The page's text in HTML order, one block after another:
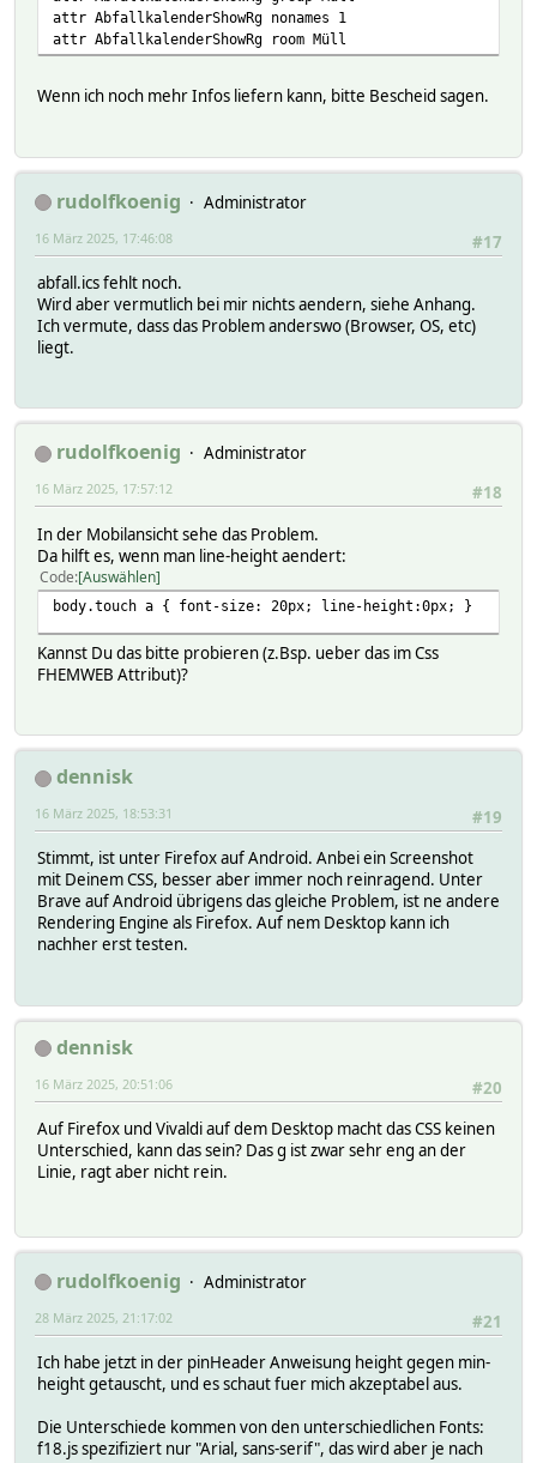
attr AbfallkalenderShowRg nonames 1
attr AbfallkalenderShowRg room Müll
Wenn ich noch mehr Infos liefern kann, bitte Bescheid sagen.
rudolfkoenig
Administrator
#17
16 März 2025, 17:46:08
abfall.ics fehlt noch.
Wird aber vermutlich bei mir nichts aendern, siehe Anhang.
Ich vermute, dass das Problem anderswo (Browser, OS, etc)
liegt.
rudolfkoenig
Administrator
#18
16 März 2025, 17:57:12
In der Mobilansicht sehe das Problem.
Da hilft es, wenn man line-height aendert:
Code Auswählen
body.touch a { font-size: 20px; line-height:0px; }
Kannst Du das bitte probieren (z.Bsp. ueber das im Css
FHEMWEB Attribut)?
dennisk
#19
16 März 2025, 18:53:31
Stimmt, ist unter Firefox auf Android. Anbei ein Screenshot
mit Deinem CSS, besser aber immer noch reinragend. Unter
Brave auf Android übrigens das gleiche Problem, ist ne andere
Rendering Engine als Firefox. Auf nem Desktop kann ich
nachher erst testen.
dennisk
#20
16 März 2025, 20:51:06
Auf Firefox und Vivaldi auf dem Desktop macht das CSS keinen
Unterschied, kann das sein? Das g ist zwar sehr eng an der
Linie, ragt aber nicht rein.
rudolfkoenig
Administrator
#21
28 März 2025, 21:17:02
Ich habe jetzt in der pinHeader Anweisung height gegen min-
height getauscht, und es schaut fuer mich akzeptabel aus.
Die Unterschiede kommen von den unterschiedlichen Fonts:
f18.js spezifiziert nur "Arial, sans-serif", das wird aber je nach